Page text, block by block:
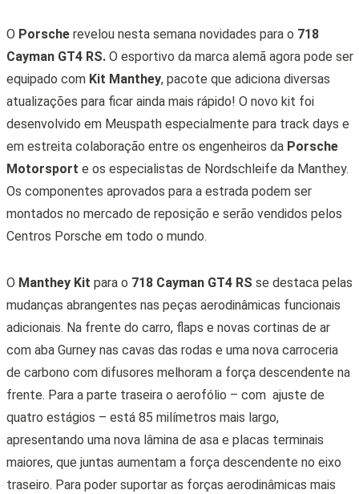
O Porsche revelou nesta semana novidades para o 718
Cayman GT4 RS. O esportivo da marca alemã agora pode ser
equipado com Kit Manthey, pacote que adiciona diversas
atualizações para ficar ainda mais rápido! O novo kit foi
desenvolvido em Meuspath especialmente para track days e
em estreita colaboração entre os engenheiros da Porsche
Motorsport e os especialistas de Nordschleife da Manthey.
Os componentes aprovados para a estrada podem ser
montados no mercado de reposição e serão vendidos pelos
Centros Porsche em todo o mundo.
O Manthey Kit para o 718 Cayman GT4 RS se destaca pelas
mudanças abrangentes nas peças aerodinâmicas funcionais
adicionais. Na frente do carro, flaps e novas cortinas de ar
com aba Gurney nas cavas das rodas e uma nova carroceria
de carbono com difusores melhoram a força descendente na
frente. Para a parte traseira o aerofólio – com ajuste de
quatro estágios – está 85 milímetros mais largo,
apresentando uma nova lâmina de asa e placas terminais
maiores, que juntas aumentam a força descendente no eixo
traseiro. Para poder suportar as forças aerodinâmicas mais